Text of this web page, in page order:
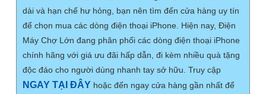
dài và hạn chế hư hỏng, bạn nên tìm đến cửa hàng uy tín
để chọn mua các dòng điện thoại iPhone. Hiện nay, Điện
Máy Chợ Lớn đang phân phối các dòng điện thoại iPhone
chính hãng với giá ưu đãi hấp dẫn, đi kèm nhiều quà tặng
độc đáo cho người dùng nhanh tay sở hữu. Truy cập
NGAY TẠI ĐÂY hoặc đến ngay cửa hàng gần nhất để